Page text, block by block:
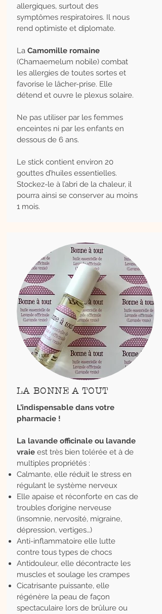
allergiques, surtout des
symptômes respiratoires. Il nous
rend optimiste et diplomate.
La Camomille romaine
(Chamaemelum nobile) combat
les allergies de toutes sortes et
favorise le lâcher-prise. Elle
détend et ouvre le plexus solaire.
Ne pas utiliser par les femmes
enceintes ni par les enfants en
dessous de 6 ans.
Le stick contient environ 20
gouttes d’huiles essentielles.
Stockez-le à l’abri de la chaleur, il
pourra ainsi se conserver au moins
1 mois.
LA BONNE A TOUT
L’indispensable dans votre
pharmacie !
La lavande officinale ou lavande
vraie est très bien tolérée et à de
multiples propriétés :
Calmante, elle réduit le stress en
régulant le système nerveux
Elle apaise et réconforte en cas de
troubles d’origine nerveuse
(insomnie, nervosité, migraine,
dépression, vertiges…)
Anti-inflammatoire elle lutte
contre tous types de chocs
Antidouleur, elle décontracte les
muscles et soulage les crampes
Cicatrisante puissante, elle
régénère la peau de façon
spectaculaire lors de brûlure ou